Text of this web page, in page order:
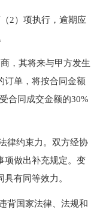
2）项执行，逾期应
，其将来与甲方发生
订单，将按合同金额
合同成交金额的30%
约束力。双方经协
项做出补充规定。变
有同等效力。
国家法律、法规和